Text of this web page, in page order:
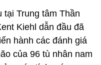
tại Trung tâm Thần
Kiehl dẫn đầu đã
hành các đánh giá
của 96 tù nhân nam